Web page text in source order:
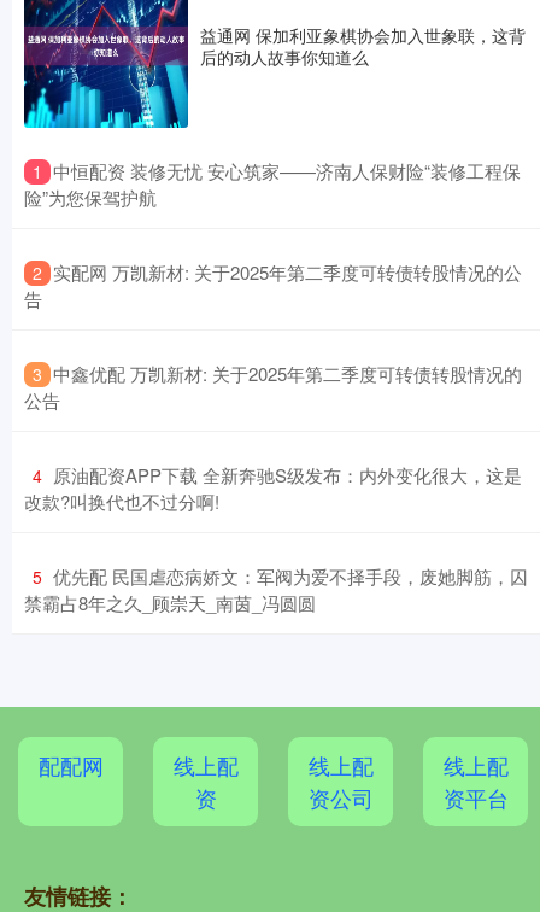
益通网 保加利亚象棋协会加入世象联，这背
后的动人故事你知道么
1 ​中恒配资 装修无忧 安心筑家——济南人保财险“装修工程保
险”为您保驾护航
2 ​实配网 万凯新材: 关于2025年第二季度可转债转股情况的公
告
3 ​中鑫优配 万凯新材: 关于2025年第二季度可转债转股情况的
公告
4 ​原油配资APP下载 全新奔驰S级发布：内外变化很大，这是
改款?叫换代也不过分啊!
5 ​优先配 民国虐恋病娇文：军阀为爱不择手段，废她脚筋，囚
禁霸占8年之久_顾崇天_南茵_冯圆圆
配配网
线上配
资
线上配
资公司
线上配
资平台
友情链接：